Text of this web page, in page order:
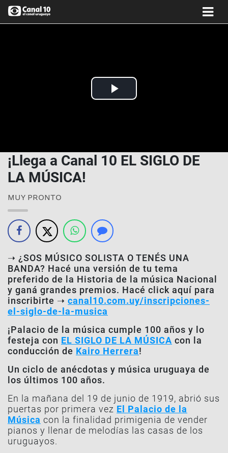
Play
¡Llega a Canal 10 EL SIGLO DE
LA MÚSICA!
MUY PRONTO
➝ ¿SOS MÚSICO SOLISTA O TENÉS UNA
BANDA? Hacé una versión de tu tema
preferido de la Historia de la música Nacional
y ganá grandes premios. Hacé click aquí para
inscribirte ➝ canal10.com.uy/inscripciones-
el-siglo-de-la-musica
¡Palacio de la música cumple 100 años y lo
festeja con EL SIGLO DE LA MÚSICA con la
conducción de Kairo Herrera!
Un ciclo de anécdotas y música uruguaya de
los últimos 100 años.
En la mañana del 19 de junio de 1919, abrió sus
puertas por primera vez El Palacio de la
Música con la finalidad primigenia de vender
pianos y llenar de melodías las casas de los
uruguayos.